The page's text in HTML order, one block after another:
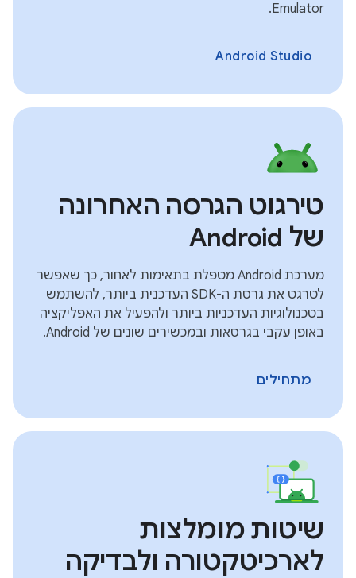
Emulator.
Android Studio
טירגוט הגרסה האחרונה
של Android
מערכת Android מטפלת בתאימות לאחור, כך שאפשר
לטרגט את גרסת ה-SDK העדכנית ביותר, להשתמש
בטכנולוגיות העדכניות ביותר ולהפעיל את האפליקציה
באופן עקבי בגרסאות ובמכשירים שונים של Android.
מתחילים
שיטות מומלצות
לארכיטקטורה ולבדיקה